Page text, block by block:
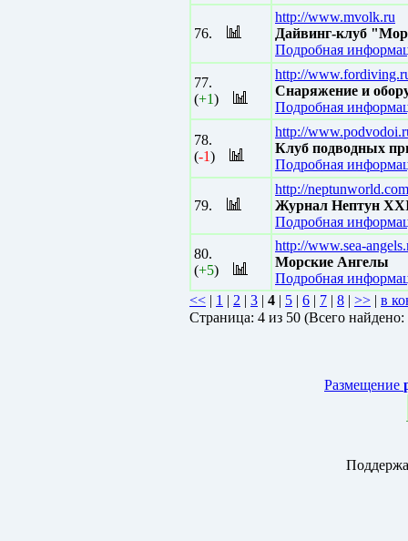
76.
http://www.mvolk.ru
Дайвинг-клуб
Подробная
77.
(+1)
http://
Снаряжение и
Подробная
78.
(-1)
http://
Клуб подводных
Подробная
79.
http://
Журнал Нептун
Подробная
80.
(+5)
http://www.sea-
Морские Ангелы
Подробная
<< | 1 | 2 | 3 | 4 | 5 | 6 | 7 | 8 | >> | в
Страницa: 4 из 50 (Всего найдено:
Размещение